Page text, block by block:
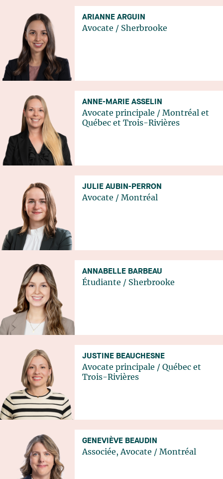
ARIANNE ARGUIN
Avocate / Sherbrooke
ANNE-MARIE ASSELIN
Avocate principale / Montréal
et
Québec et Trois-Rivières
JULIE AUBIN-PERRON
Avocate / Montréal
ANNABELLE BARBEAU
Étudiante / Sherbrooke
JUSTINE BEAUCHESNE
Avocate principale / Québec et
Trois-Rivières
GENEVIÈVE BEAUDIN
Associée, Avocate / Montréal